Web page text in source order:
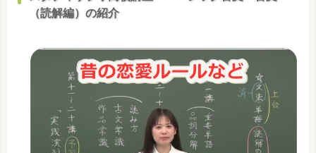
（読解編）の紹介